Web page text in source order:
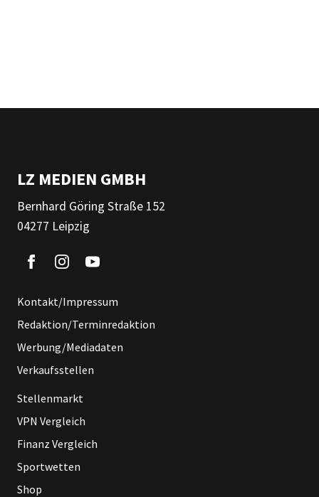
LZ MEDIEN GMBH
Bernhard Göring Straße 152
04277 Leipzig
Kontakt/Impressum
Redaktion/Terminredaktion
Werbung/Mediadaten
Verkaufsstellen
Stellenmarkt
VPN Vergleich
Finanz Vergleich
Sportwetten
Shop